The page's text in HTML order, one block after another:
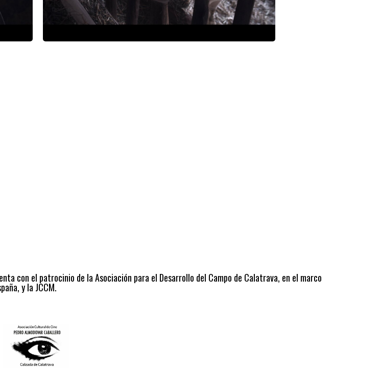
con el patrocinio de la Asociación para el Desarrollo del Campo de Calatrava, en el marco
y la JCCM.